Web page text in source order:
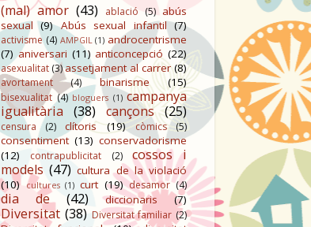
(mal) amor (43) ablació (5) abús
sexual (9) Abús sexual infantil (7)
activisme (4) AMPGIL (1) androcentrisme
(7) aniversari (11) anticoncepció (22)
asexualitat (3)assetjament al carrer (8)
avortament (4) binarisme (15)
bisexualitat (4) bloguers (1) campanya
igualitària
(38) cançons (25)
censura (2) clítoris (19) còmics (5)
consentiment (13) conservadorisme
(12)
contrapublicitat (2)
cossos i
models (47) cultura de la violació
(10) cultures (1) curt (19) desamor (4)
dia de (42) diccionaris (7)
Diversitat (38) Diversitat familiar (2)